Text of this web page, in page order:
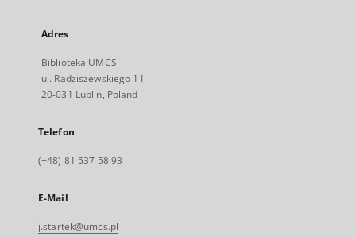
Adres
Biblioteka UMCS
ul. Radziszewskiego 11
20-031 Lublin, Poland
Telefon
(+48) 81 537 58 93
E-Mail
j.startek@umcs.pl